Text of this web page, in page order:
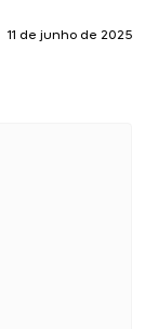
11 de junho de 2025